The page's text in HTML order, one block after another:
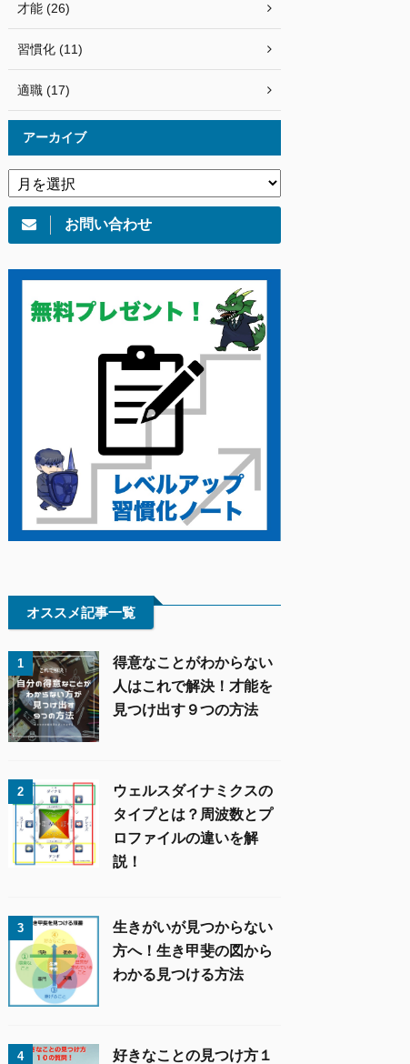
才能 (26)
習慣化 (11)
適職 (17)
アーカイブ
お問い合わせ
オススメ記事一覧
1
得意なことがわからない
人はこれで解決！才能を
見つけ出す９つの方法
2
ウェルスダイナミクスの
タイプとは？周波数とプ
ロファイルの違いを解
説！
3
生きがいが見つからない
方へ！生き甲斐の図から
わかる見つける方法
4
好きなことの見つけ方１